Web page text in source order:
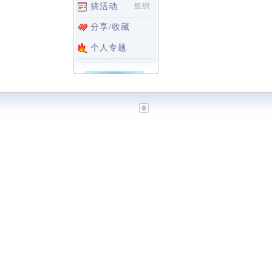
搞活动 组织
分享/收藏
个人专题